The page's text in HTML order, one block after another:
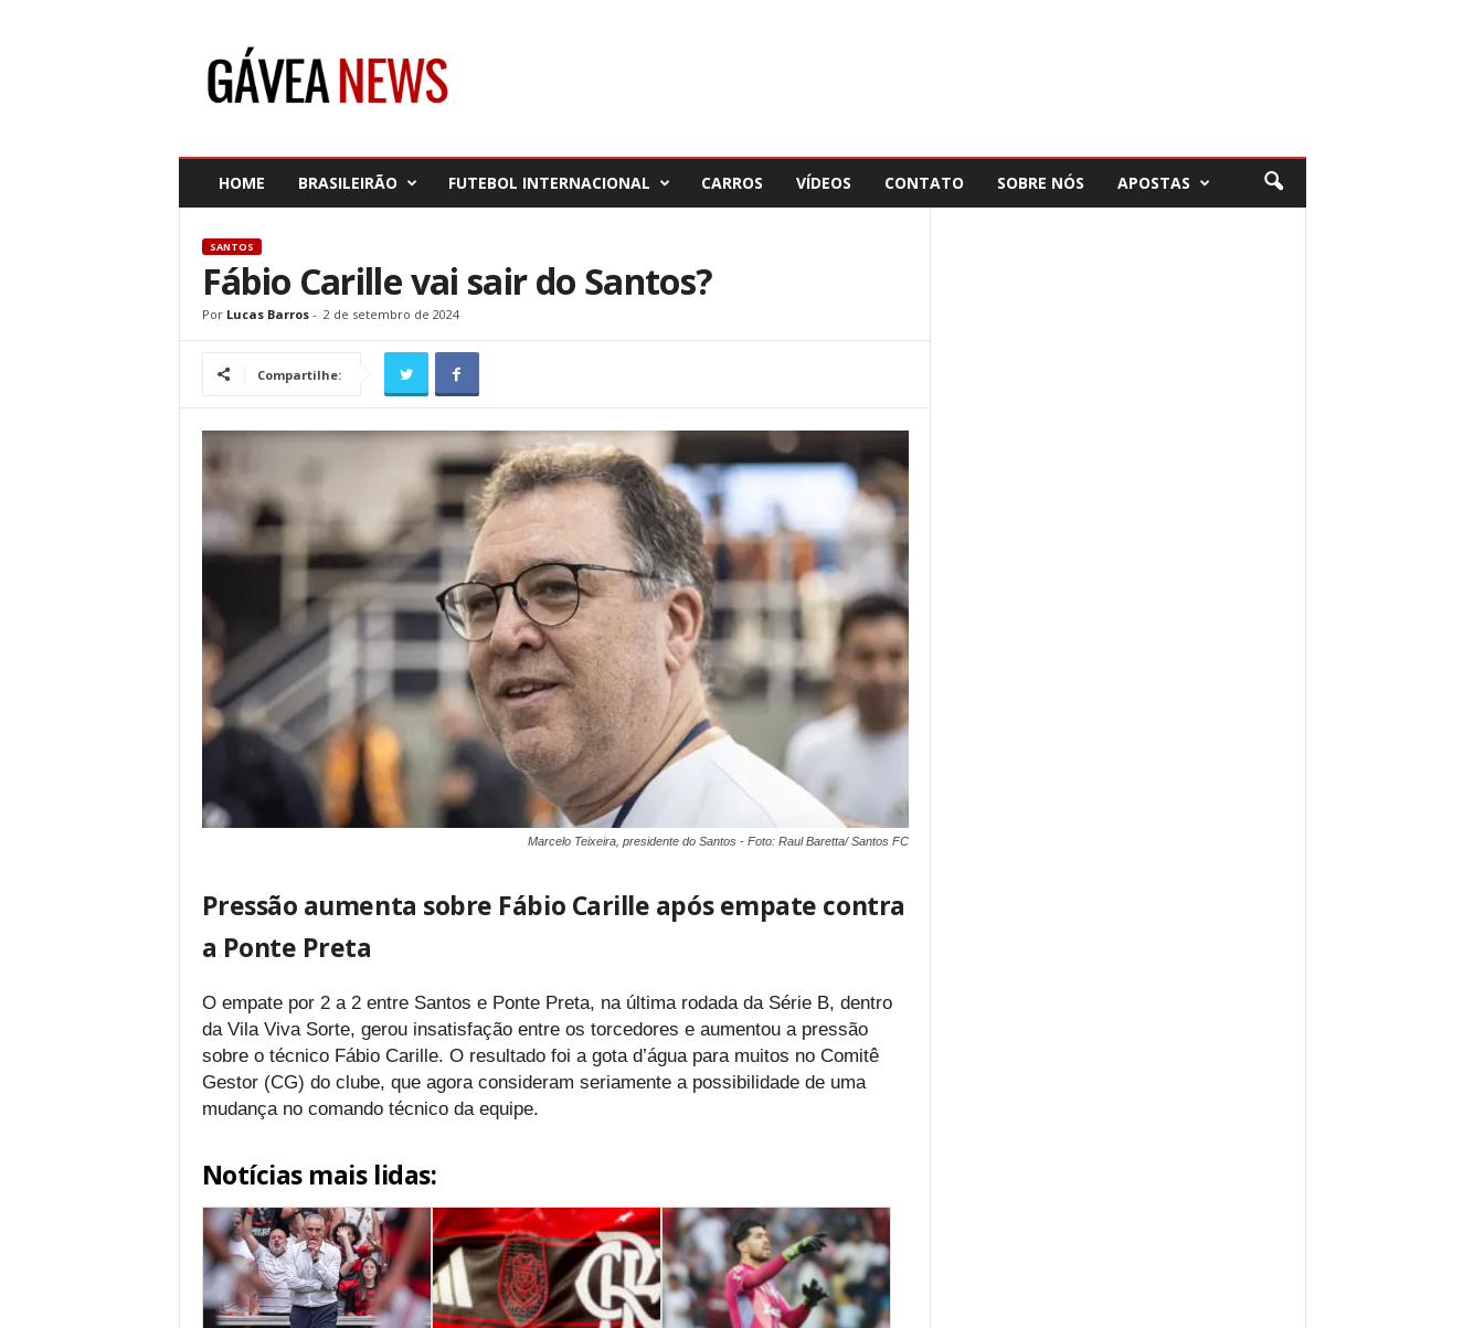
HOME BRASILEIRÃO FUTEBOL INTERNACIONAL CARROS VÍDEOS CONTATO SOBRE NÓS APOSTAS
SANTOS
Fábio Carille vai sair do Santos?
Por Lucas Barros- 2 de setembro de 2024
Compartilhe:
Marcelo Teixeira, presidente do Santos - Foto: Raul Baretta/ Santos FC
Pressão aumenta sobre Fábio Carille após empate contra
a Ponte Preta
O empate por 2 a 2 entre Santos e Ponte Preta, na última rodada da Série B, dentro
da Vila Viva Sorte, gerou insatisfação entre os torcedores e aumentou a pressão
sobre o técnico Fábio Carille. O resultado foi a gota d’água para muitos no Comitê
Gestor (CG) do clube, que agora consideram seriamente a possibilidade de uma
mudança no comando técnico da equipe.
Notícias mais lidas: